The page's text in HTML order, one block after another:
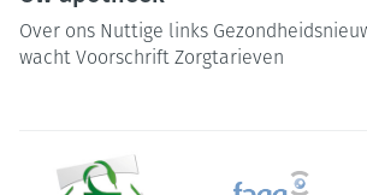
Over ons Nuttige links
wacht Voorschrift Zorgtarieven